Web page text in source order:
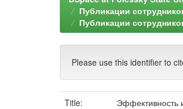
Публикации
Публикации
Please use this identifier to
Title:
Эффективность